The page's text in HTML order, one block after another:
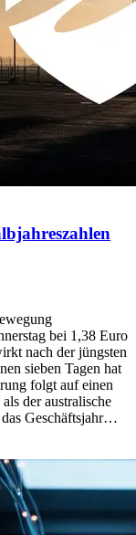
bei 1,38 Euro
nach der jüngsten
sieben Tagen hat
folgt auf einen
der australische
Geschäftsjahr…